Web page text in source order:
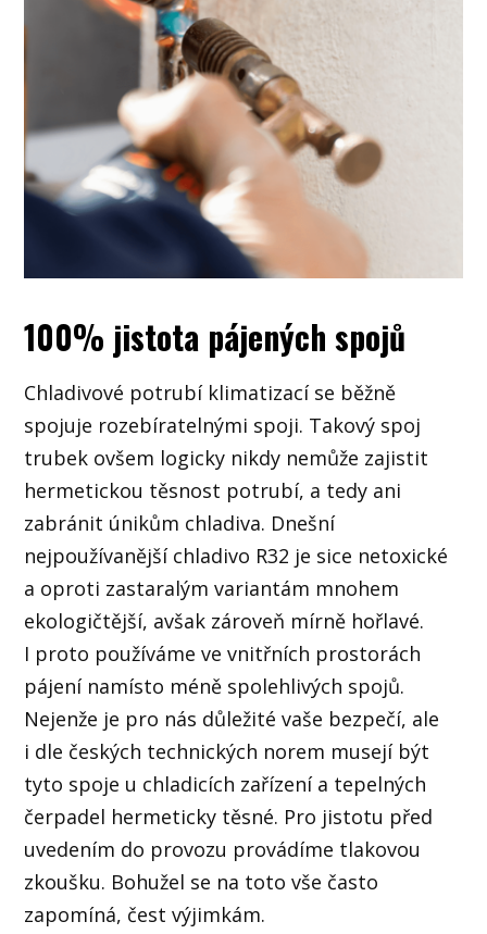
100% jistota pájených spojů
Chladivové potrubí klimatizací se běžně
spojuje rozebíratelnými spoji. Takový spoj
trubek ovšem logicky nikdy nemůže zajistit
hermetickou těsnost potrubí, a tedy ani
zabránit únikům chladiva. Dnešní
nejpoužívanější chladivo R32 je sice netoxické
a oproti zastaralým variantám mnohem
ekologičtější, avšak zároveň mírně hořlavé.
I proto používáme ve vnitřních prostorách
pájení namísto méně spolehlivých spojů.
Nejenže je pro nás důležité vaše bezpečí, ale
i dle českých technických norem musejí být
tyto spoje u chladicích zařízení a tepelných
čerpadel hermeticky těsné. Pro jistotu před
uvedením do provozu provádíme tlakovou
zkoušku. Bohužel se na toto vše často
zapomíná, čest výjimkám.